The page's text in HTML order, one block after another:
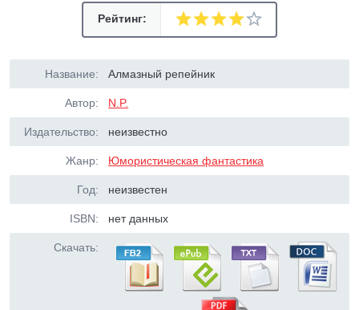
Рейтинг:
Название: Алмазный репейник
Автор: N.P.
Издательство: неизвестно
Жанр: Юмористическая фантастика
Год: неизвестен
ISBN: нет данных
Скачать: